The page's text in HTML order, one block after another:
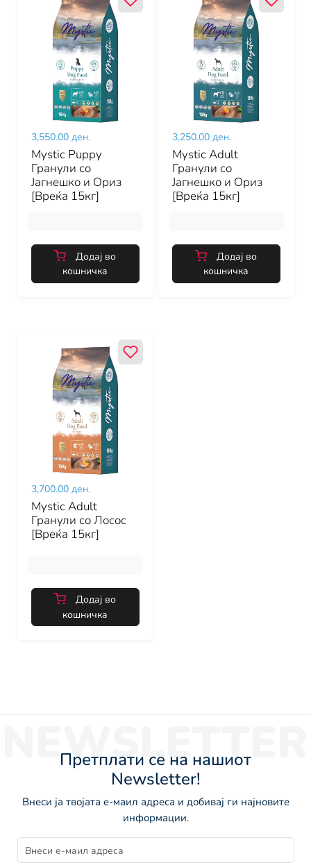
3,550.00 ден.
Mystic Puppy
Гранули со
Јагнешко и Ориз
[Вреќа 15кг]
Додај во
кошничка
3,250.00 ден.
Mystic Adult
Гранули со
Јагнешко и Ориз
[Вреќа 15кг]
Додај во
кошничка
3,700.00 ден.
Mystic Adult
Гранули со Лосос
[Вреќа 15кг]
Додај во
кошничка
NEWSLETTER
Претплати се на нашиот
Newsletter!
Внеси ја твојата е-маил адреса и добивај ги најновите
информации.